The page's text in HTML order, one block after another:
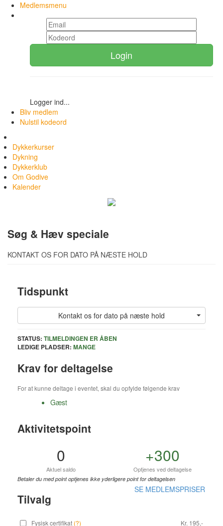
Medlemsmenu
Login
Logger ind...
Bliv medlem
Nulstil kodeord
Dykkerkurser
Dykning
Dykkerklub
Om Godive
Kalender
Søg & Hæv speciale
KONTAKT OS FOR DATO PÅ NÆSTE HOLD
Tidspunkt
Kontakt os for dato på næste hold
STATUS: TILMELDINGEN ER ÅBEN
LEDIGE PLADSER: MANGE
Krav for deltagelse
For at kunne deltage i eventet, skal du opfylde følgende krav
Gæst
Aktivitetspoint
0
Aktuel saldo
+300
Optjenes ved deltagelse
Betaler du med point optjenes ikke yderligere point for deltagelsen
Tilvalg
SE MEDLEMSPRISER
Fysisk certifikat (?)
Kr. 195,-